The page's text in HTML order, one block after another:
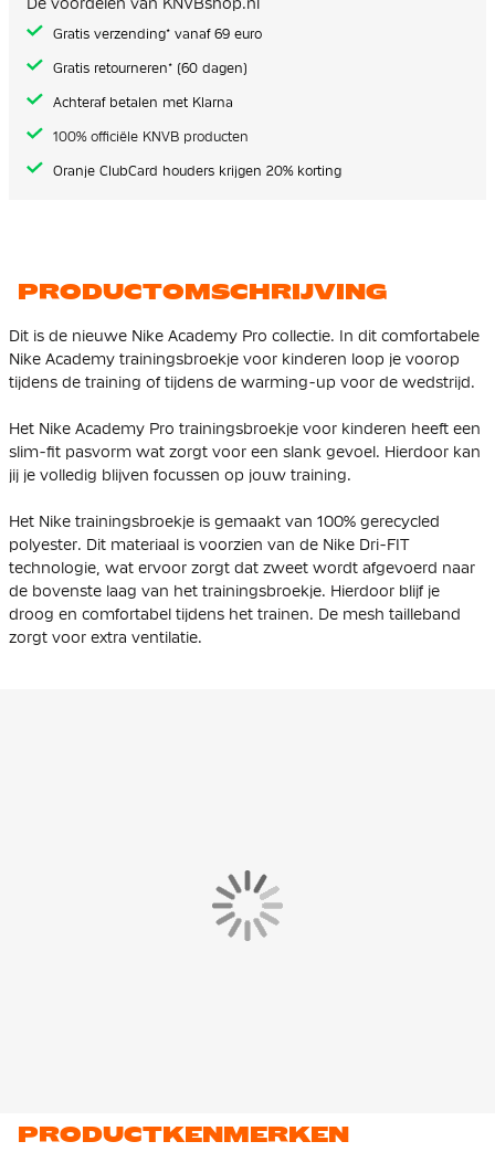
gallerij
Gratis verzending* vanaf 69 euro
Gratis retourneren* (60 dagen)
Achteraf betalen met Klarna
100% officiële KNVB producten
Oranje ClubCard houders krijgen 20% korting
PRODUCTOMSCHRIJVING
Dit is de nieuwe Nike Academy Pro collectie. In dit comfortabele
Nike Academy trainingsbroekje voor kinderen loop je voorop
tijdens de training of tijdens de warming-up voor de wedstrijd.
Het Nike Academy Pro trainingsbroekje voor kinderen heeft een
slim-fit pasvorm wat zorgt voor een slank gevoel. Hierdoor kan
jij je volledig blijven focussen op jouw training.
Het Nike trainingsbroekje is gemaakt van 100% gerecycled
polyester. Dit materiaal is voorzien van de Nike Dri-FIT
technologie, wat ervoor zorgt dat zweet wordt afgevoerd naar
de bovenste laag van het trainingsbroekje. Hierdoor blijf je
droog en comfortabel tijdens het trainen. De mesh tailleband
zorgt voor extra ventilatie.
PRODUCTKENMERKEN